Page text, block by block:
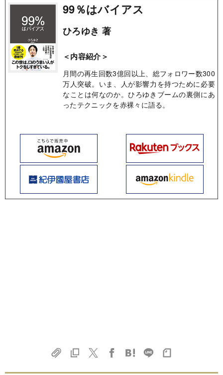
99％はバイアス
ひろゆき 著
＜内容紹介＞
月間の再生回数3億回以上、総フォロワー数300
万人突破。いま、人が影響力を持つために必要
なことは何なのか。ひろゆきブームの裏側にあ
ったテクニックを赤裸々に語る。